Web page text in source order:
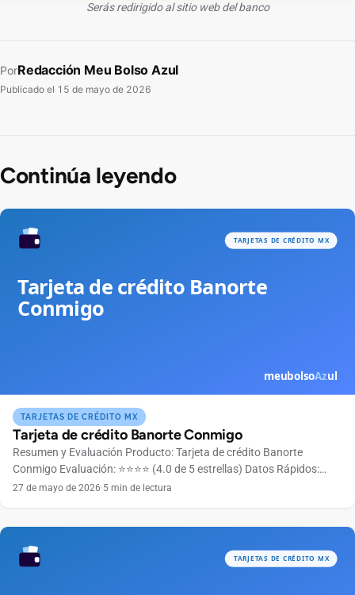
Serás redirigido al sitio web del banco
PorRedacción Meu Bolso Azul
Publicado el 15 de mayo de 2026
Continúa leyendo
TARJETAS DE CRÉDITO MX
Tarjeta de crédito Banorte Conmigo
Resumen y Evaluación Producto: Tarjeta de crédito Banorte
Conmigo Evaluación: ⭐⭐⭐⭐ (4.0 de 5 estrellas) Datos Rápidos:
Anualidad Gratuita el primer año Bandera Mastercard Límite de
pensados […]
27 de mayo de 2026·5 min de lectura